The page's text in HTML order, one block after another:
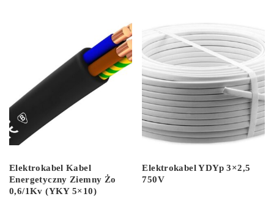
Elektrokabel Kabel
Energetyczny Ziemny Żo
0,6/1Kv (YKY 5×10)
Elektrokabel YDYp 3×2,5
750V